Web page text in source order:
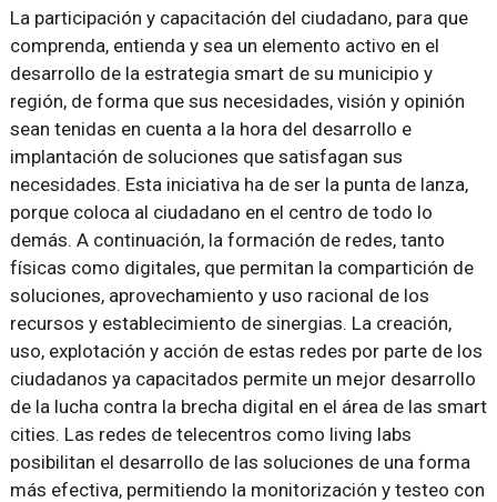
La participación y capacitación del ciudadano, para que
comprenda, entienda y sea un elemento activo en el
desarrollo de la estrategia smart de su municipio y
región, de forma que sus necesidades, visión y opinión
sean tenidas en cuenta a la hora del desarrollo e
implantación de soluciones que satisfagan sus
necesidades. Esta iniciativa ha de ser la punta de lanza,
porque coloca al ciudadano en el centro de todo lo
demás. A continuación, la formación de redes, tanto
físicas como digitales, que permitan la compartición de
soluciones, aprovechamiento y uso racional de los
recursos y establecimiento de sinergias. La creación,
uso, explotación y acción de estas redes por parte de los
ciudadanos ya capacitados permite un mejor desarrollo
de la lucha contra la brecha digital en el área de las smart
cities. Las redes de telecentros como living labs
posibilitan el desarrollo de las soluciones de una forma
más efectiva, permitiendo la monitorización y testeo con